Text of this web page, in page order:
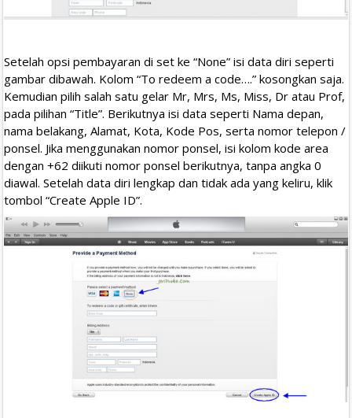
Setelah opsi pembayaran di set ke “None” isi data diri seperti
gambar dibawah. Kolom “To redeem a code….” kosongkan saja.
Kemudian pilih salah satu gelar Mr, Mrs, Ms, Miss, Dr atau Prof,
pada pilihan “Title”. Berikutnya isi data seperti Nama depan,
nama belakang, Alamat, Kota, Kode Pos, serta nomor telepon /
ponsel. Jika menggunakan nomor ponsel, isi kolom kode area
dengan +62 diikuti nomor ponsel berikutnya, tanpa angka 0
diawal. Setelah data diri lengkap dan tidak ada yang keliru, klik
tombol “Create Apple ID”.